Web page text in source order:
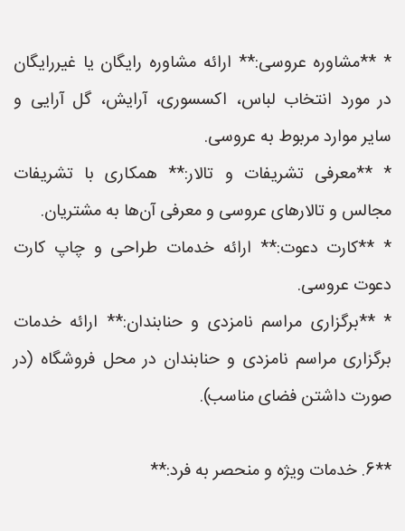
* **مشاوره عروسی:** ارائه مشاوره رایگان یا غیررایگان
در مورد انتخاب لباس، اکسسوری، آرایش، گل آرایی و
سایر موارد مربوط به عروسی.
* **معرفی تشریفات و تالار:** همکاری با تشریفات
مجالس و تالارهای عروسی و معرفی آن‌ها به مشتریان.
* **کارت دعوت:** ارائه خدمات طراحی و چاپ کارت
دعوت عروسی.
* **برگزاری مراسم نامزدی و حنابندان:** ارائه خدمات
برگزاری مراسم نامزدی و حنابندان در محل فروشگاه (در
صورت داشتن فضای مناسب).
**6. خدمات ویژه و منحصر به فرد:**